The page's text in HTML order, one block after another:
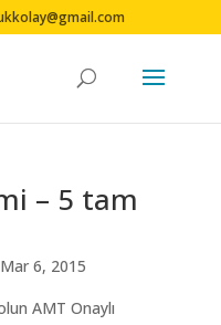
– 5 tam
Mar 6, 2015
AMT Onaylı